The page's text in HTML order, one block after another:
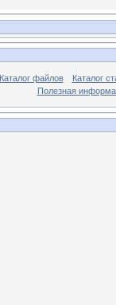
Каталог файлов
Каталог
Полезная